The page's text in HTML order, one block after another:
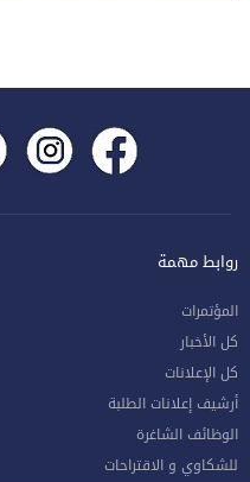
روابط مهمة
المؤتمرات
كل الأخبار
كل الإعلانات
أرشيف إعلانات الطلبة
الوظائف الشاغرة
للشكاوي و الاقتراحات